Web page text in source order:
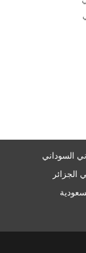
السوداني
الجزائر